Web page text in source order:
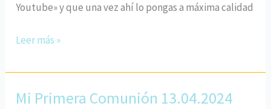
Youtube» y que una vez ahí lo pongas a máxima calidad
Leer más »
Mi Primera Comunión 13.04.2024
Mi